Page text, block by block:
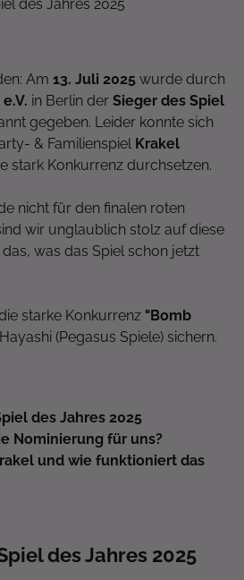
des Jahres 2025
Am 13. Juli 2025 wurde durch
in Berlin der Sieger des Spiel
gegeben. Leider konnte sich
& Familienspiel Krakel
stark Konkurrenz durchsetzen.
nicht für den finalen roten
wir unglaublich stolz auf diese
was das Spiel schon jetzt
starke Konkurrenz "Bomb
(Pegasus Spiele) sichern.
des Jahres 2025
Nominierung für uns?
und wie funktioniert das
des Jahres 2025